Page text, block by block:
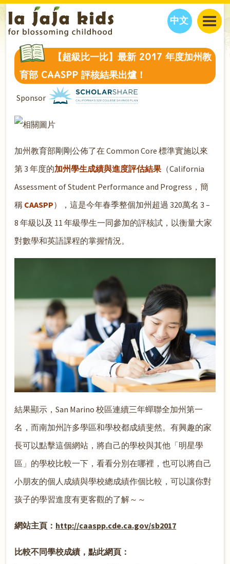
中文
JAJA’S WORLD
CLASSES
INTERVIEWS
EVENTS
THINGS TO DO
FAMILY WELLNESS
EDUCATION
CONTACT US
PARTNERS
【超級比一比】最新 2017 年度加州教
育部 CAASPP 評核結果出爐！
Sponsor
加州教育部剛剛公佈了在 Common Core 標準實施以來
第 3 年度的加州學生成績與進度評估結果 （California
Assessment of Student Performance and Progress，簡
稱 CAASPP），這是今年春季整個加州超過 320萬名 3 –
8 年級以及 11 年級學生一同參加的評核試，以衡量大家
對數學和英語課程的掌握情況。
結果顯示，San Marino 校區連續三年蟬聯全加州第一
名，而南加州許多學區和學校都成績斐然。有興趣的家
長可以點擊這個網站，將自己的學校與其他「明星學
區」的學校比較一下，看看分別在哪裡，也可以將自己
小朋友的個人成績與學校總成績作個比較，可以讓你對
孩子的學習進度有更客觀的了解～～
網站主頁： http://caaspp.cde.ca.gov/sb2017
比較不同學校成績，點此網頁：